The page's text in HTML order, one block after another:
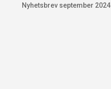
Nyhetsbrev september 2024